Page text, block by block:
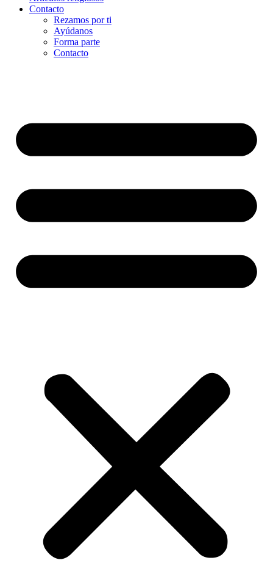
Contacto
Rezamos por ti
Ayúdanos
Forma parte
Contacto